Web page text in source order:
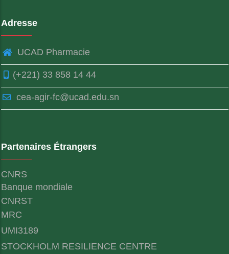
Adresse
UCAD Pharmacie
(+221) 33 858 14 44
cea-agir-fc@ucad.edu.sn
Partenaires Étrangers
CNRS
Banque mondiale
CNRST
MRC
UMI3189
STOCKHOLM RESILIENCE CENTRE